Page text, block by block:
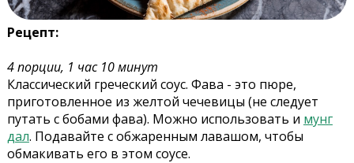
Рецепт:
4 порции, 1 час 10 минут
Классический греческий соус. Фава - это пюре,
приготовленное из желтой чечевицы (не следует
путать с бобами фава). Можно использовать и мунг
дал. Подавайте с обжаренным лавашом, чтобы
обмакивать его в этом соусе.